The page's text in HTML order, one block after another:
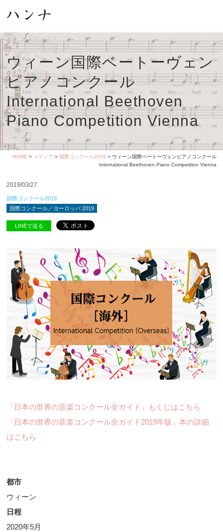
ウィーン国際ベートーヴェン
ピアノコンクール
International Beethoven
Piano Competition Vienna
HOME > メディア > 国際コンクール2019 > ウィーン国際ベートーヴェンピアノコンクール
International Beethoven Piano Competition Vienna
2019/03/27
国際コンクール2019
国際コンクール／ヨーロッパ 2019
LINEで送る
「日本の世界の音楽コンクール全ガイド」もくじはこちら
「日本の世界の音楽コンクール全ガイド2019年版」本の詳細
はこちら
都市
ウィーン
日程
2020年5月